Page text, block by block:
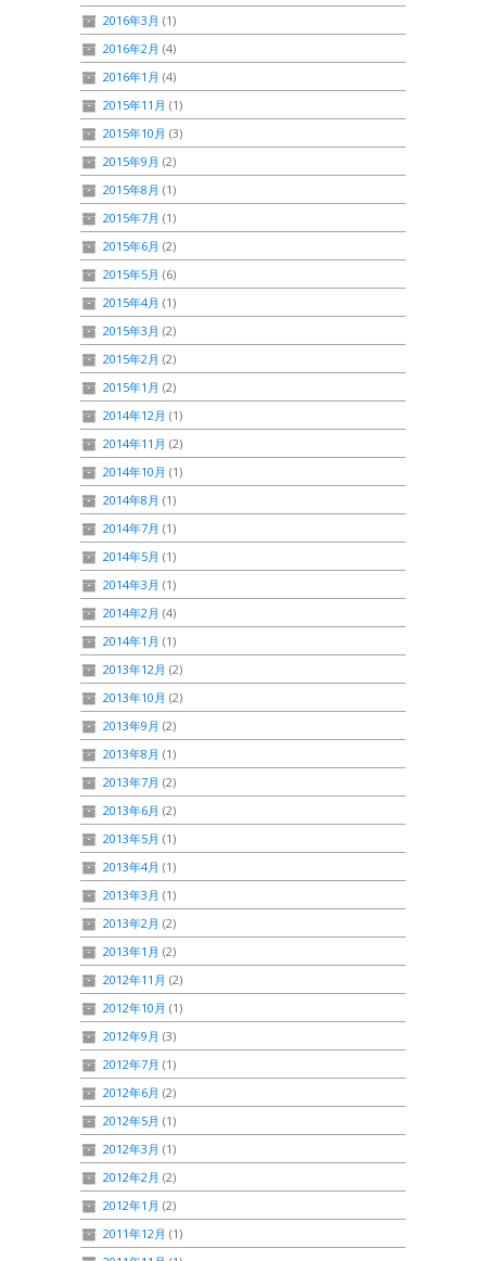
2016年3月 (1)
2016年2月 (4)
2016年1月 (4)
2015年11月 (1)
2015年10月 (3)
2015年9月 (2)
2015年8月 (1)
2015年7月 (1)
2015年6月 (2)
2015年5月 (6)
2015年4月 (1)
2015年3月 (2)
2015年2月 (2)
2015年1月 (2)
2014年12月 (1)
2014年11月 (2)
2014年10月 (1)
2014年8月 (1)
2014年7月 (1)
2014年5月 (1)
2014年3月 (1)
2014年2月 (4)
2014年1月 (1)
2013年12月 (2)
2013年10月 (2)
2013年9月 (2)
2013年8月 (1)
2013年7月 (2)
2013年6月 (2)
2013年5月 (1)
2013年4月 (1)
2013年3月 (1)
2013年2月 (2)
2013年1月 (2)
2012年11月 (2)
2012年10月 (1)
2012年9月 (3)
2012年7月 (1)
2012年6月 (2)
2012年5月 (1)
2012年3月 (1)
2012年2月 (2)
2012年1月 (2)
2011年12月 (1)